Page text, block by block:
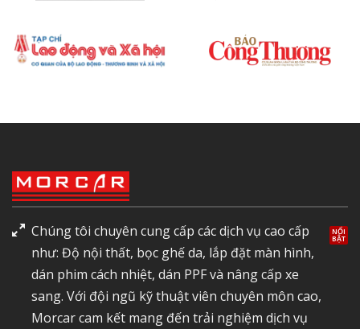
Chúng tôi chuyên cung cấp các dịch vụ cao cấp
như: Độ nội thất, bọc ghế da, lắp đặt màn hình,
dán phim cách nhiệt, dán PPF và nâng cấp xe
sang. Với đội ngũ kỹ thuật viên chuyên môn cao,
Morcar cam kết mang đến trải nghiệm dịch vụ